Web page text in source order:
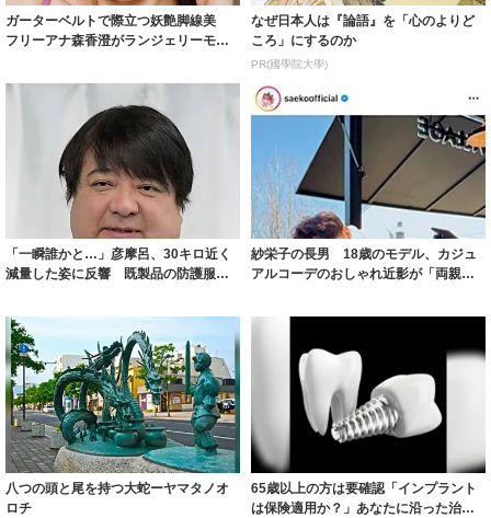
ガーターベルトで際立つ妖艶脚線美
フリーアナ森香澄がランジェリーモデ
なぜ日本人は『論語』を「心のよりど
ころ」にするのか
PR(國學院大學)
「一瞬誰かと…」彦摩呂、30キロ近く
減量した姿に反響 既製品の防護服が
紗栄子の長男 18歳のモデル、カジュ
アルコーデのおしゃれ近影が「両親の
八つの頭と尾を持つ大蛇ーヤマタノオ
ロチ
65歳以上の方は要確認「インプラント
は保険適用か？」あなたに沿った治療